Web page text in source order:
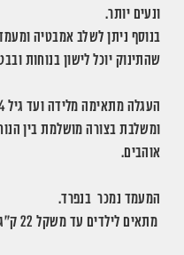
ונעים יותר.
בנוסף ניתן לשלב אמבטיה
שהתינוק יוכל לישון בנוחות
העגלה מתאימה מלידה ועד גיל 4 שנים/ 22 ק"ג.
ומשלבת בצורה מושלמת בין
אוהבים.
המעמד נמכר בנפרד.
מתאים לילדים עד משקל 22 ק”ג.